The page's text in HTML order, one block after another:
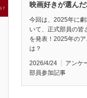
映画好きが選ん
今回は、2025年に
いて、正式部員の皆
を発表！2025年の
は？
2026/4/24 アンケ
部員参加記事